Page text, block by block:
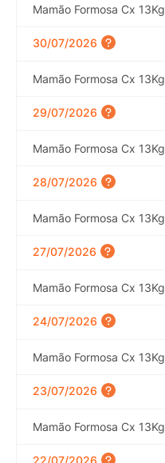
Mamão Formosa Cx 13Kg
30/07/2026
Mamão Formosa Cx 13Kg
29/07/2026
Mamão Formosa Cx 13Kg
28/07/2026
Mamão Formosa Cx 13Kg
27/07/2026
Mamão Formosa Cx 13Kg
24/07/2026
Mamão Formosa Cx 13Kg
23/07/2026
Mamão Formosa Cx 13Kg
22/07/2026